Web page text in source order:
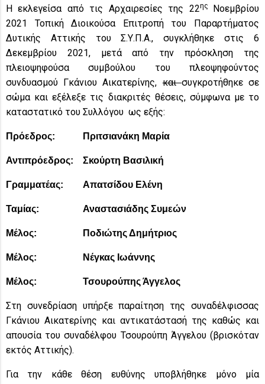
Η εκλεγείσα από τις Αρχαιρεσίες της 22ης Νοεμβρίου
2021 Τοπική Διοικούσα Επιτροπή του Παραρτήματος
Δυτικής Αττικής του Σ.Υ.Π.Α., συγκλήθηκε στις 6
Δεκεμβρίου 2021, μετά από την πρόσκληση της
πλειοψηφούσα συμβούλου του πλεοψηφούντος
συνδυασμού Γκάνιου Αικατερίνης,καισυγκροτήθηκε σε
σώμα και εξέλεξε τις διακριτές θέσεις, σύμφωνα με το
καταστατικό του Συλλόγου ως εξής:
Πρόεδρος:
Αντιπρόεδρος:
Γραμματέας:
Ταμίας:
Μέλος:
Μέλος:
Μέλος:
Πριτσιανάκη Μαρία
Σκούρτη Βασιλική
Απατσίδου Ελένη
Αναστασιάδης Συμεών
Ποδιώτης Δημήτριος
Νέγκας Ιωάννης
Τσουρούπης Άγγελος
Στη συνεδρίαση υπήρξε παραίτηση της συναδέλφισσας
Γκάνιου Αικατερίνης και αντικατάστασή της καθώς και
απουσία του συναδέλφου Τσουρούπη Άγγελου (βρισκόταν
εκτός Αττικής).
Για την κάθε θέση ευθύνης υποβλήθηκε μόνο μία